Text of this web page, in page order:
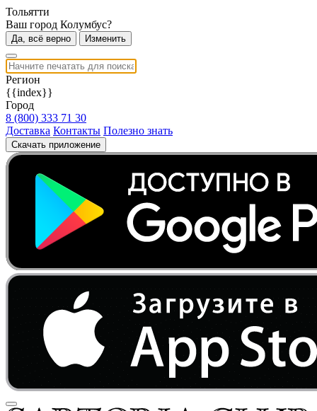
Тольятти
Ваш город Колумбус?
Да, всё верно Изменить
Регион
{{index}}
Город
8 (800) 333 71 30
Доставка Контакты Полезно знать
Скачать приложение